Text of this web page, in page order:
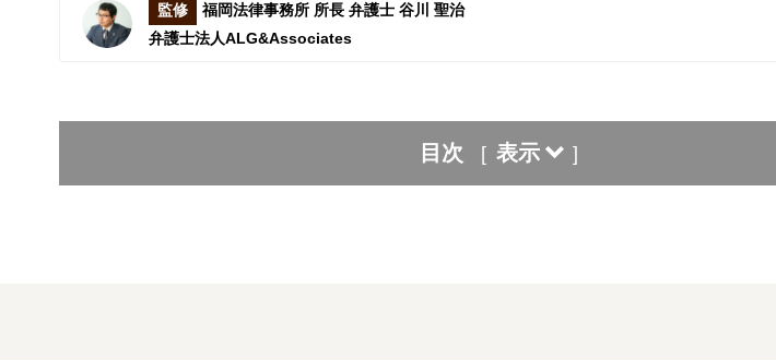
監修
福岡法律事務所 所長 弁護士 谷川 聖治
弁護士法人ALG&Associates
目次 [ 表示 ]